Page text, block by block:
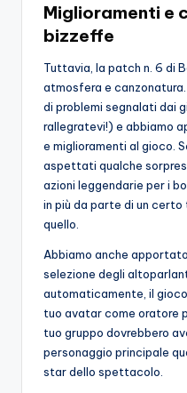
Miglioramenti e
bizzeffe
Tuttavia, la patch n. 6 di
atmosfera e
di problemi segnalati dai
rallegratevi!) e abbiamo
e miglioramenti al gioco.
aspettati qualche
azioni leggendarie per i
in più da parte di un
quello.
Abbiamo anche
selezione degli
automaticamente, il
tuo avatar come oratore
tuo gruppo dovrebbero
personaggio principale
star dello spettacolo.